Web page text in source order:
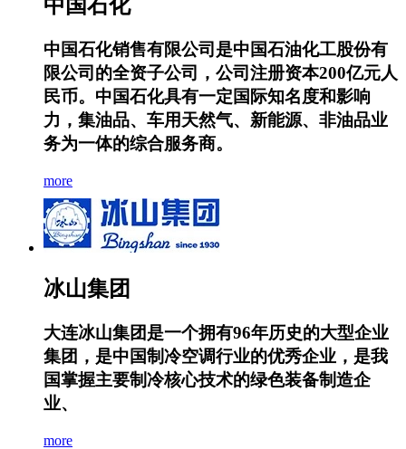
中国石化
中国石化销售有限公司是中国石油化工股份有
限公司的全资子公司，公司注册资本200亿元人
民币。中国石化具有一定国际知名度和影响
力，集油品、车用天然气、新能源、非油品业
务为一体的综合服务商。
more
冰山集团
大连冰山集团是一个拥有96年历史的大型企业
集团，是中国制冷空调行业的优秀企业，是我
国掌握主要制冷核心技术的绿色装备制造企
业、
more